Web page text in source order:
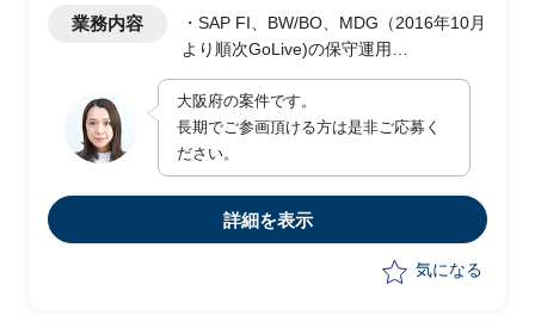
業務内容
・SAP FI、BW/BO、MDG（2016年10月
より順次GoLive)の保守運用
・上記の定着化とベンダーへの移管実施
大阪府の案件です。
長期でご参画頂ける方は是非ご応募く
ださい。
詳細を表示
気になる